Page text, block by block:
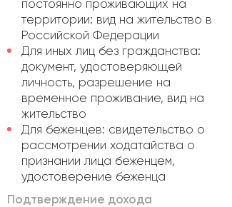
постоянно проживающих на
территории: вид на жительство в
Российской Федерации
Для иных лиц без гражданства:
документ, удостоверяющей
личность, разрешение на
временное проживание, вид на
жительство
Для беженцев: свидетельство о
рассмотрении ходатайства о
признании лица беженцем,
удостоверение беженца
Подтверждение дохода